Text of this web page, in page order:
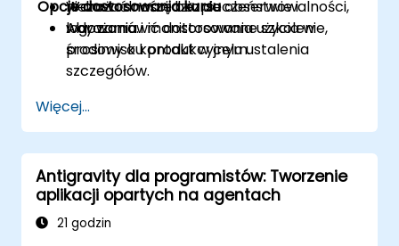
Wdrażać narzędzia do obserwowalności,
logowania i monitorowania użycia w
środowisku produkcyjnym.
niezawodności, bezpieczeństwie i
wdrażaniu.
Opcje dostosowania kursu
Aby zamówić dostosowane szkolenie,
prosimy o kontakt w celu ustalenia
szczegółów.
Więcej...
Antigravity dla programistów: Tworzenie
aplikacji opartych na agentach
21 godzin